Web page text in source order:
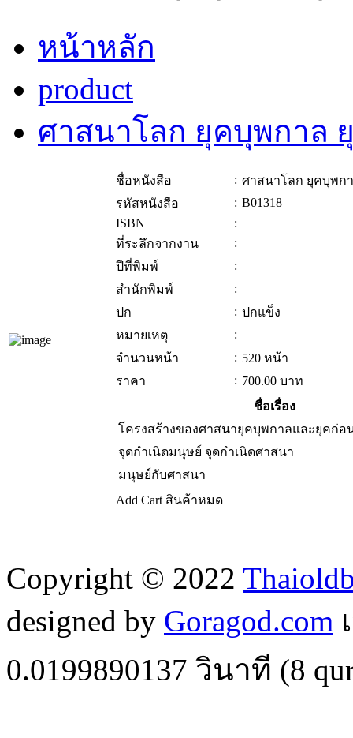
หน้าหลัก
product
ศาสนาโลก ยุคบุพกาล
ชื่อหนังสือ : ศาสนาโลก ยุคบุพก
รหัสหนังสือ
: B01318
ISBN
:
ที่ระลึกจากงาน
:
ปีที่พิมพ์
:
สำนักพิมพ์
:
ปก
: ปกแข็ง
หมายเหตุ
:
จำนวนหน้า
: 520 หน้า
ราคา
: 700.00 บาท
ชื่อเรื่อง
โครงสร้างของศาสนายุคบุพกาลและยุคก่อ
จุดกำเนิดมนุษย์ จุดกำเนิดศาสนา
มนุษย์กับศาสนา
Add Cart สินค้าหมด
Copyright © 2022
designed by Goragod.com
0.0199890137 วินาที (8